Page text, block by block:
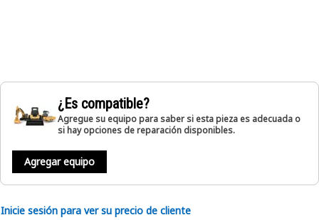
¿Es compatible?
Agregue su equipo para saber si esta pieza es adecuada o
si hay opciones de reparación disponibles.
Agregar equipo
Inicie sesión para ver su precio de cliente